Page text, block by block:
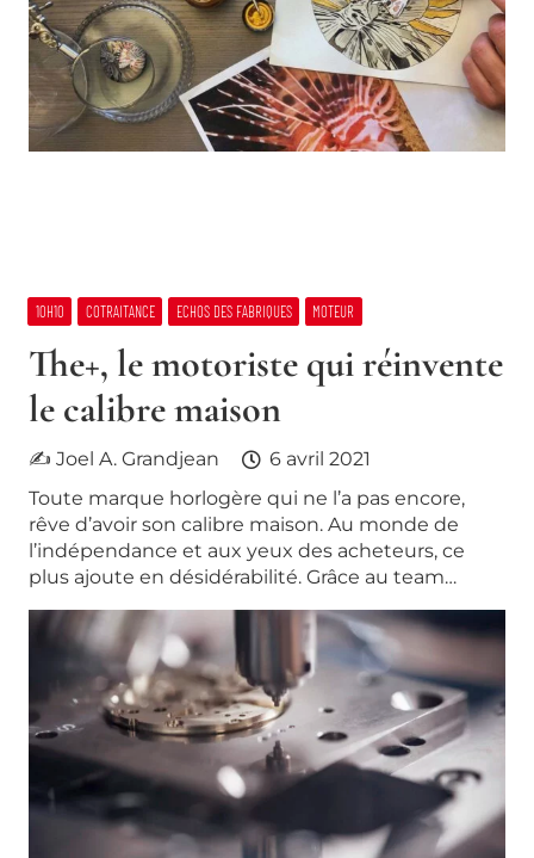
10H10 COTRAITANCE ECHOS DES FABRIQUES MOTEUR
The+, le motoriste qui réinvente
le calibre maison
✍ Joel A. Grandjean
6 avril 2021
Toute marque horlogère qui ne l’a pas encore,
rêve d’avoir son calibre maison. Au monde de
l’indépendance et aux yeux des acheteurs, ce
plus ajoute en désidérabilité. Grâce au team…